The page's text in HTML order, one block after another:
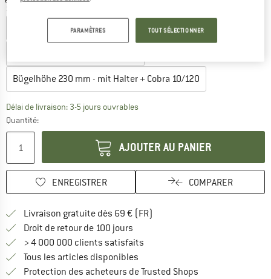
Bügelhöhe 140 mm - mit Halter + Cobra 10/120
Bügelhöhe 230 mm - mit Halter + Cobra 10/120
Délai de livraison: 3-5 jours ouvrablesLe lien s'ouvre dans une boîte
Quantité:
AJOUTER AU PANIER
ENREGISTRER COMPARER
Livraison gratuite dès 69 € (FR)
Droit de retour de 100 jours
> 4 000 000 clients satisfaits
Tous les articles disponibles
Protection des acheteurs de Trusted Shops
PARAMÈTRES TOUT SÉLECTIONNER